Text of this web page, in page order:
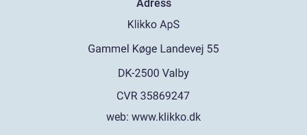
Adress
web: www.klikko.dk